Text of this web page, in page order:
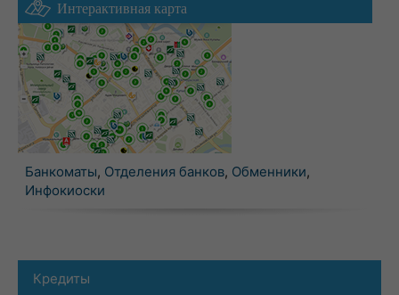
Интерактивная карта
Банкоматы, Отделения банков, Обменники,
Инфокиоски
Кредиты